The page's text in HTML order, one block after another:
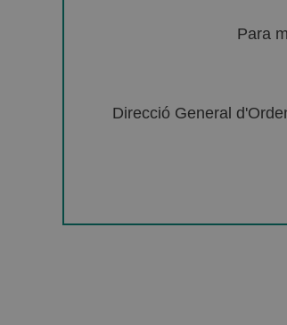
Para
Direcció General